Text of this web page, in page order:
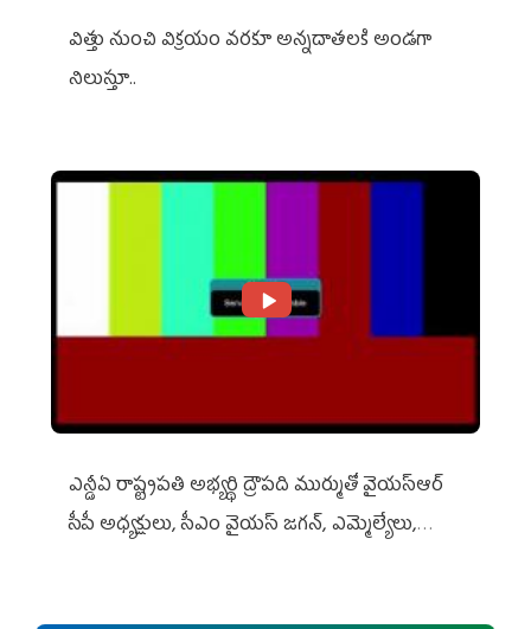
విత్తు నుంచి విక్రయం వరకూ అన్నదాతలకి అండగా
నిలుస్తూ..
ఎన్డీఏ రాష్ట్ర‌ప‌తి అభ్య‌ర్థి ద్రౌప‌ది ముర్ముతో వైయ‌స్ఆర్
సీపీ అధ్య‌క్షులు, సీఎం వైయ‌స్ జ‌గ‌న్, ఎమ్మెల్యేలు,